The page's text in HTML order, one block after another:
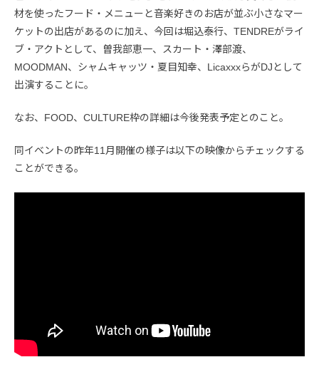
材を使ったフード・メニューと音楽好きのお店が並ぶ小さなマー
ケットの出店があるのに加え、今回は堀込泰行、TENDREがライ
ブ・アクトとして、曽我部恵一、スカート・澤部渡、
MOODMAN、シャムキャッツ・夏目知幸、LicaxxxらがDJとして
出演することに。
なお、FOOD、CULTURE枠の詳細は今後発表予定とのこと。
同イベントの昨年11月開催の様子は以下の映像からチェックする
ことができる。